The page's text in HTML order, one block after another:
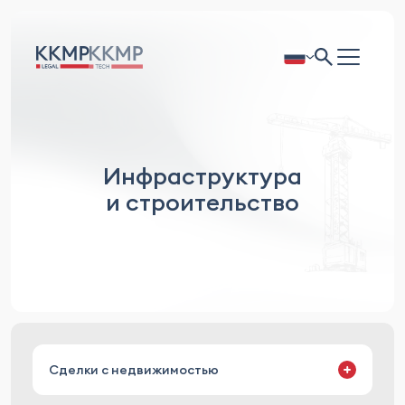
Инфраструктура
и строительство
Сделки с недвижимостью